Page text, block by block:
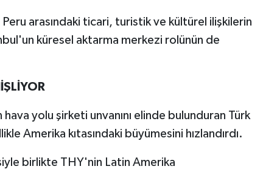
arasındaki ticari, turistik ve kültürel ilişkilerin
küresel aktarma merkezi rolünün de
yolu şirketi unvanını elinde bulunduran Türk
Amerika kıtasındaki büyümesini hızlandırdı.
birlikte THY'nin Latin Amerika